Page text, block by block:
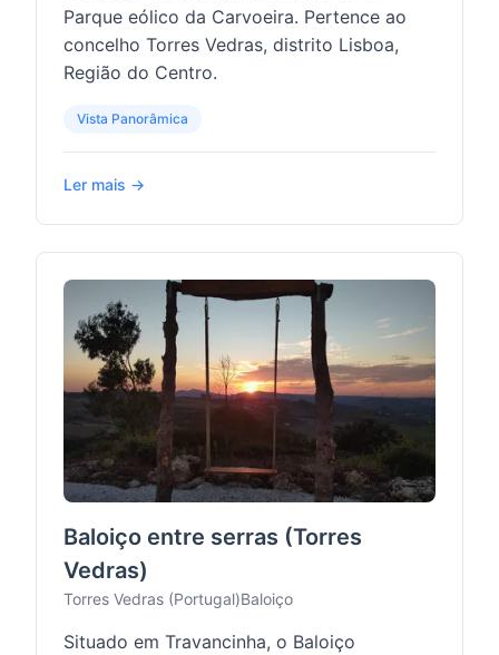
Parque eólico da Carvoeira. Pertence ao
concelho Torres Vedras, distrito Lisboa,
Região do Centro.
Vista Panorâmica
Ler mais →
Baloiço entre serras (Torres
Vedras)
Torres Vedras (Portugal)Baloiço
Situado em Travancinha, o Baloiço